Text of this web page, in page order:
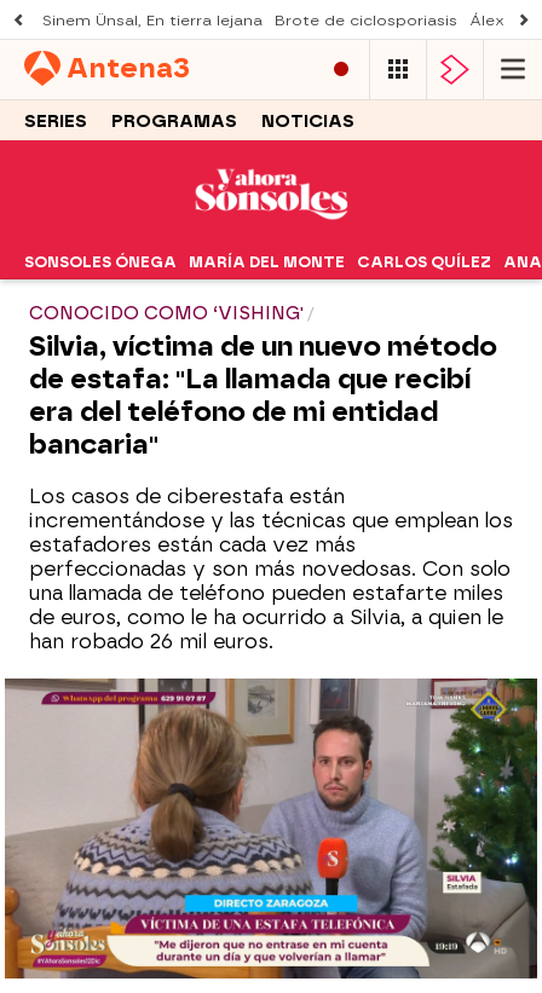
Sinem Ünsal, En tierra lejana Brote de ciclosporiasis Álex
Antena3
SERIES PROGRAMAS NOTICIAS
SONSOLES ÓNEGA MARÍA DEL MONTE CARLOS QUÍLEZ ANA
CONOCIDO COMO ‘VISHING'
Silvia, víctima de un nuevo método
de estafa: "La llamada que recibí
era del teléfono de mi entidad
bancaria"
Los casos de ciberestafa están
incrementándose y las técnicas que emplean los
estafadores están cada vez más
perfeccionadas y son más novedosas. Con solo
una llamada de teléfono pueden estafarte miles
de euros, como le ha ocurrido a Silvia, a quien le
han robado 26 mil euros.
Sara Ruiz
Publicado:12 de diciembre de 2022, 19:29
WhatsappFacebook
X Flipboard